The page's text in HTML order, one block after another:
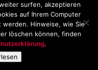
IMPRESSUM
surfen, akzeptieren
auf Ihrem Computer
Hinweise, wie Sie
löschen können, finden
.